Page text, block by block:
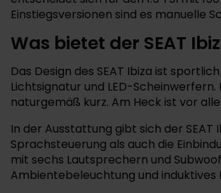
Einstiegsversionen sind es manuelle
Was bietet der SEAT
Das Design des SEAT Ibiza ist
Lichtsignatur und LED-
naturgemäß kurz. Am Heck ist vor
In der Ausstattung gibt sich der
Sprachsteuerung als auch die
mit sechs Lautsprechern und
Ambientebeleuchtung und